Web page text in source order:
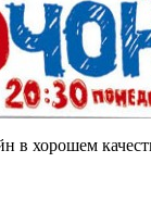
в хорошем